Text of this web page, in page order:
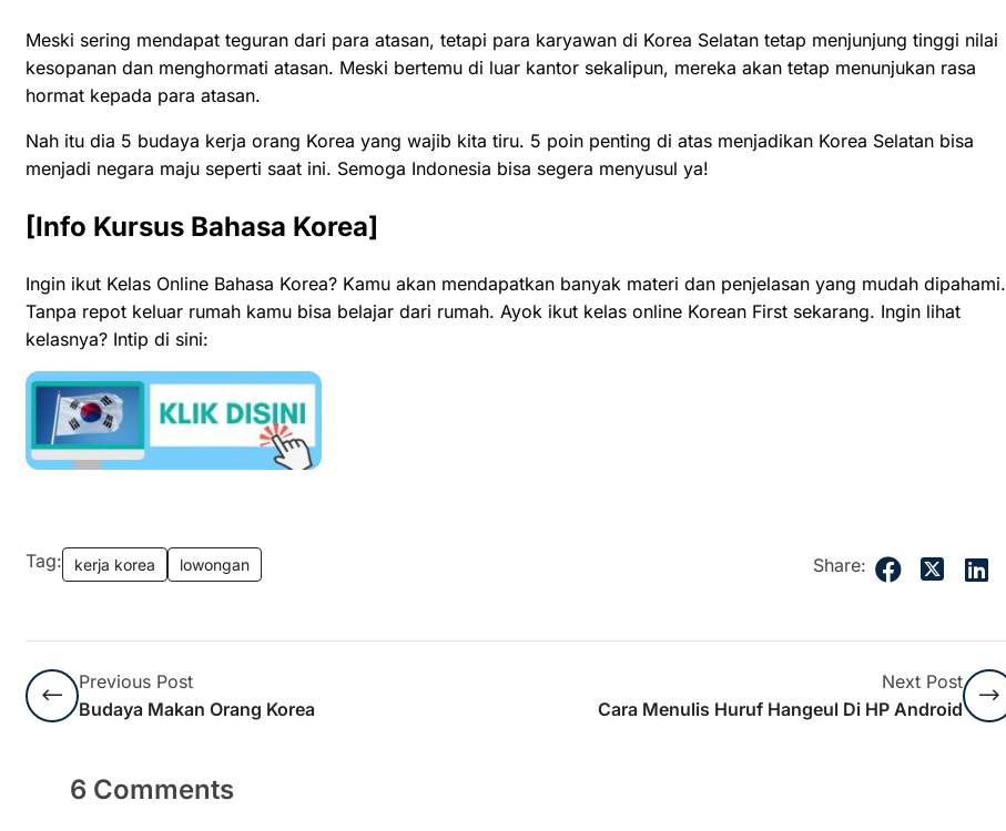
Meski sering mendapat teguran dari para atasan, tetapi para karyawan di Korea Selatan tetap menjunjung tinggi nilai
kesopanan dan menghormati atasan. Meski bertemu di luar kantor sekalipun, mereka akan tetap menunjukan rasa
hormat kepada para atasan.
Nah itu dia 5 budaya kerja orang Korea yang wajib kita tiru. 5 poin penting di atas menjadikan Korea Selatan bisa
menjadi negara maju seperti saat ini. Semoga Indonesia bisa segera menyusul ya!
[Info Kursus Bahasa Korea]
Ingin ikut Kelas Online Bahasa Korea? Kamu akan mendapatkan banyak materi dan penjelasan yang mudah dipahami.
Tanpa repot keluar rumah kamu bisa belajar dari rumah. Ayok ikut kelas online Korean First sekarang. Ingin lihat
kelasnya? Intip di sini:
Tag: kerja korea lowongan Share:
Previous Post
Budaya Makan Orang Korea
Next Post
Cara Menulis Huruf Hangeul Di HP Android
6 Comments